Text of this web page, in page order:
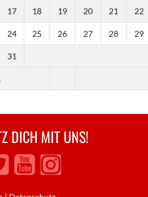
17 18 19 20 21 22
24 25 26 27 28 29
31
DICH MIT UNS!